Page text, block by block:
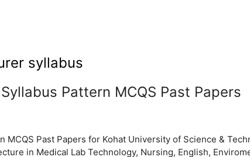
syllabus
Pattern MCQS Past Papers
MCQS Past Papers for Kohat University of Science &
in Medical Lab Technology, Nursing, English,